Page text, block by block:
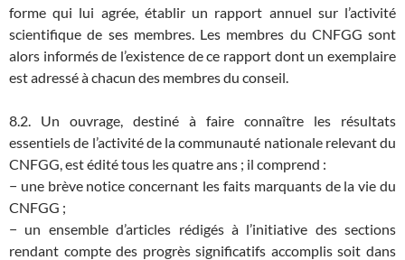
forme qui lui agrée, établir un rapport annuel sur l’activité
scientifique de ses membres. Les membres du CNFGG sont
alors informés de l’existence de ce rapport dont un exemplaire
est adressé à chacun des membres du conseil.
8.2. Un ouvrage, destiné à faire connaître les résultats
essentiels de l’activité de la communauté nationale relevant du
CNFGG, est édité tous les quatre ans ; il comprend :
− une brève notice concernant les faits marquants de la vie du
CNFGG ;
− un ensemble d’articles rédigés à l’initiative des sections
rendant compte des progrès significatifs accomplis soit dans